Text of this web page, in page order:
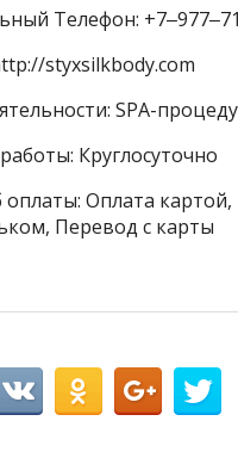
Телефон:
styxsilkbody.com
SPA-
Круглосуточно
оплаты: Оплата
Перевод с карты